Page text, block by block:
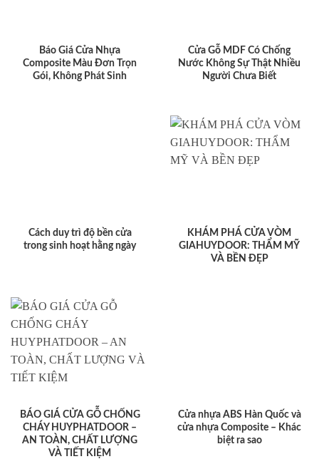
Báo Giá Cửa Nhựa
Composite Màu Đơn Trọn
Gói, Không Phát Sinh
Cửa Gỗ MDF Có Chống
Nước Không Sự Thật Nhiều
Người Chưa Biết
Cách duy trì độ bền cửa
trong sinh hoạt hằng ngày
KHÁM PHÁ CỬA VÒM
GIAHUYDOOR: THẨM MỸ
VÀ BỀN ĐẸP
BÁO GIÁ CỬA GỖ CHỐNG
CHÁY HUYPHATDOOR –
AN TOÀN, CHẤT LƯỢNG
VÀ TIẾT KIỆM
Cửa nhựa ABS Hàn Quốc và
cửa nhựa Composite – Khác
biệt ra sao